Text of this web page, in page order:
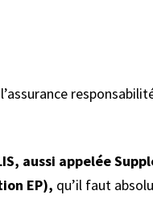
aussi appelée
EP), qu’il faut